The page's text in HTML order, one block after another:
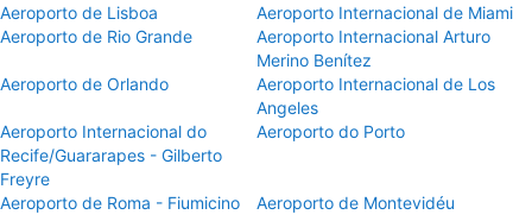
Aeroporto de Lisboa
Aeroporto Internacional de Miami
Aeroporto de Rio Grande
Aeroporto Internacional Arturo
Merino Benítez
Aeroporto de Orlando
Aeroporto Internacional de Los
Angeles
Aeroporto Internacional do
Recife/Guararapes - Gilberto
Freyre
Aeroporto do Porto
Aeroporto de Roma - Fiumicino Aeroporto de Montevidéu